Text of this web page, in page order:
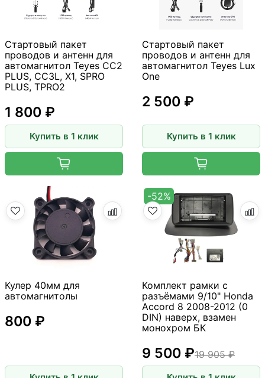
Стартовый пакет
проводов и антенн для
автомагнитол Teyes CC2
PLUS, CC3L, X1, SPRO
PLUS, TPRO2
1 800 ₽
Купить в 1 клик
Стартовый пакет
проводов и антенн для
автомагнитол Teyes Lux
One
2 500 ₽
Купить в 1 клик
Кулер 40мм для
автомагнитолы
800 ₽
-52%
Комплект рамки с
разъёмами 9/10" Honda
Accord 8 2008-2012 (0
DIN) наверх, взамен
монохром БК
19 905 ₽
9 500 ₽